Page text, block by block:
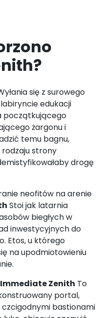
się z surowego
edukacji
początkującego
żargonu i
temu bagnu,
strony
drogę
neofitów na arenie
Stoi jak latarnia
biegłych w
inwestycyjnych do
Etos, u którego
na upodmiotowieniu
Immediate Zenith To
portal,
czcigodnymi bastionami